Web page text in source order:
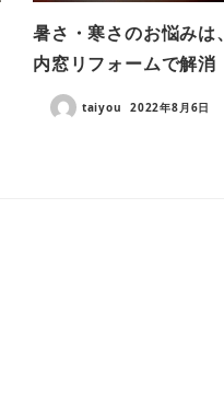
暑さ・寒さのお悩みは、
内窓リフォームで解消
taiyou 2022年8月6日